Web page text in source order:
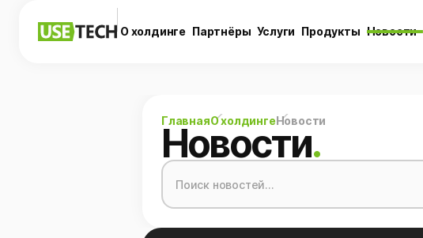
О холдинге Партнёры Услуги Продукты Новости
ГлавнаяО холдингеНовости
Новости.